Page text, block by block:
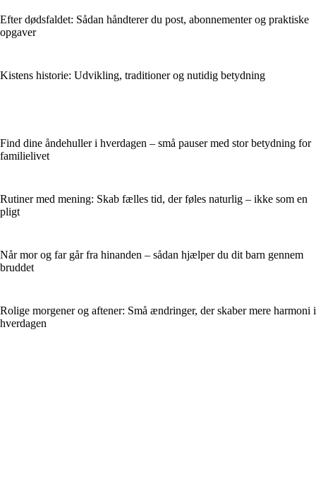
Efter dødsfaldet: Sådan håndterer du post, abonnementer og praktiske
opgaver
Kistens historie: Udvikling, traditioner og nutidig betydning
Find dine åndehuller i hverdagen – små pauser med stor betydning for
familielivet
Rutiner med mening: Skab fælles tid, der føles naturlig – ikke som en
pligt
Når mor og far går fra hinanden – sådan hjælper du dit barn gennem
bruddet
Rolige morgener og aftener: Små ændringer, der skaber mere harmoni i
hverdagen